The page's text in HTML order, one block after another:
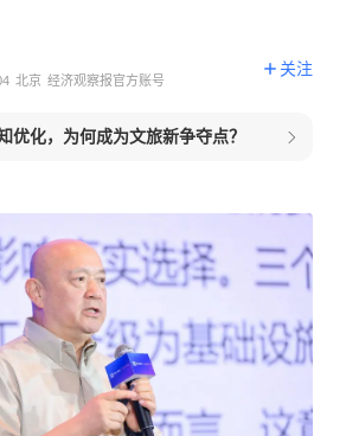
北京 经济观察报官方账号
关注
优化，为何成为文旅新争夺点？